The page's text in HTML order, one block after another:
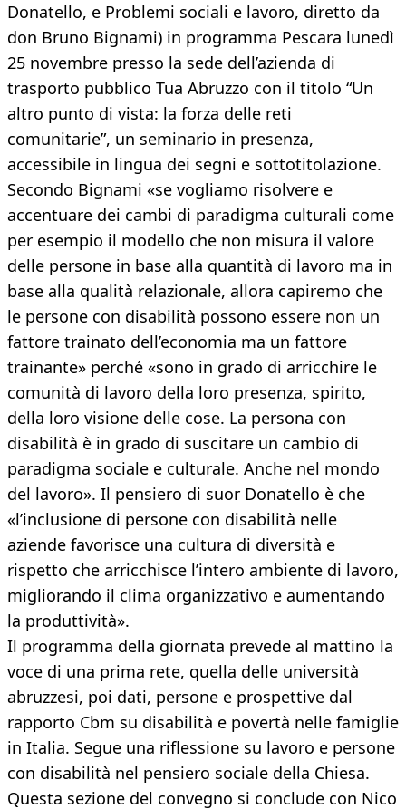
Donatello, e Problemi sociali e lavoro, diretto da
don Bruno Bignami) in programma Pescara lunedì
25 novembre presso la sede dell’azienda di
trasporto pubblico Tua Abruzzo con il titolo “Un
altro punto di vista: la forza delle reti
comunitarie”, un seminario in presenza,
accessibile in lingua dei segni e sottotitolazione.
Secondo Bignami «se vogliamo risolvere e
accentuare dei cambi di paradigma culturali come
per esempio il modello che non misura il valore
delle persone in base alla quantità di lavoro ma in
base alla qualità relazionale, allora capiremo che
le persone con disabilità possono essere non un
fattore trainato dell’economia ma un fattore
trainante» perché «sono in grado di arricchire le
comunità di lavoro della loro presenza, spirito,
della loro visione delle cose. La persona con
disabilità è in grado di suscitare un cambio di
paradigma sociale e culturale. Anche nel mondo
del lavoro». Il pensiero di suor Donatello è che
«l’inclusione di persone con disabilità nelle
aziende favorisce una cultura di diversità e
rispetto che arricchisce l’intero ambiente di lavoro,
migliorando il clima organizzativo e aumentando
la produttività».
Il programma della giornata prevede al mattino la
voce di una prima rete, quella delle università
abruzzesi, poi dati, persone e prospettive dal
rapporto Cbm su disabilità e povertà nelle famiglie
in Italia. Segue una riflessione su lavoro e persone
con disabilità nel pensiero sociale della Chiesa.
Questa sezione del convegno si conclude con Nico